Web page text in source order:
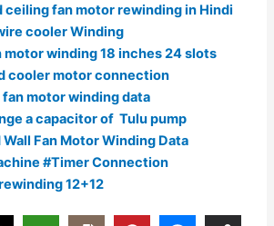
ceiling fan motor rewinding in Hindi
cooler Winding
motor winding 18 inches 24 slots
cooler motor connection
fan motor winding data
a capacitor of Tulu pump
Wall Fan Motor Winding Data
#Timer Connection
12+12